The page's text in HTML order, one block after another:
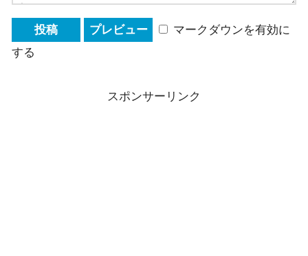
マークダウンを有効に
する
スポンサーリンク